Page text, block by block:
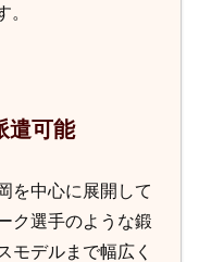
。
遣可能
を中心に展開して
ク選手のような鍛
モデルまで幅広く